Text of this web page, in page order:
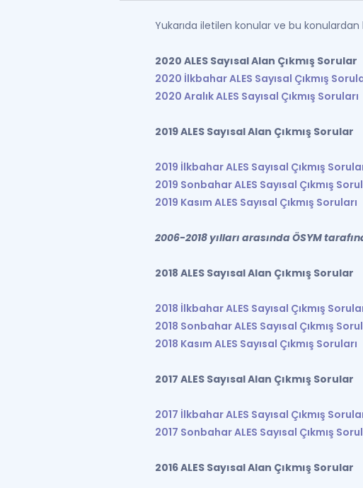
Yukarıda iletilen konular ve bu konulardan
2020 ALES Sayısal Alan Çıkmış Sorular
2020 İlkbahar ALES Sayısal Çıkmış
2020 Aralık ALES Sayısal Çıkmış Soruları
2019 ALES Sayısal Alan Çıkmış Sorular
2019 İlkbahar ALES Sayısal Çıkmış
2019 Sonbahar ALES Sayısal Çıkmış
2019 Kasım ALES Sayısal Çıkmış Soruları
2006-2018 yılları arasında ÖSYM
2018 ALES Sayısal Alan Çıkmış Sorular
2018 İlkbahar ALES Sayısal Çıkmış
2018 Sonbahar ALES Sayısal Çıkmış
2018 Kasım ALES Sayısal Çıkmış Soruları
2017 ALES Sayısal Alan Çıkmış Sorular
2017 İlkbahar ALES Sayısal Çıkmış
2017 Sonbahar ALES Sayısal Çıkmış
2016 ALES Sayısal Alan Çıkmış Sorular